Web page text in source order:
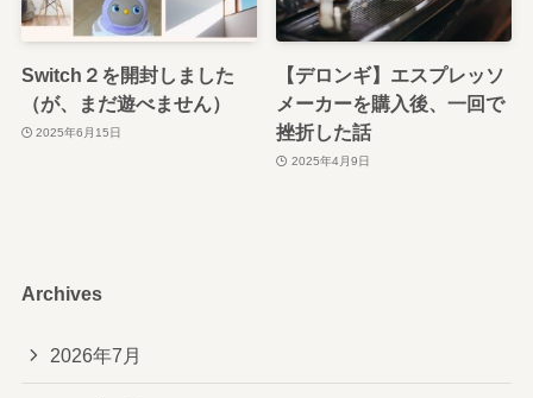
Switch２を開封しました
（が、まだ遊べません）
2025年6月15日
【デロンギ】エスプレッソ
メーカーを購入後、一回で
挫折した話
2025年4月9日
Archives
2026年7月